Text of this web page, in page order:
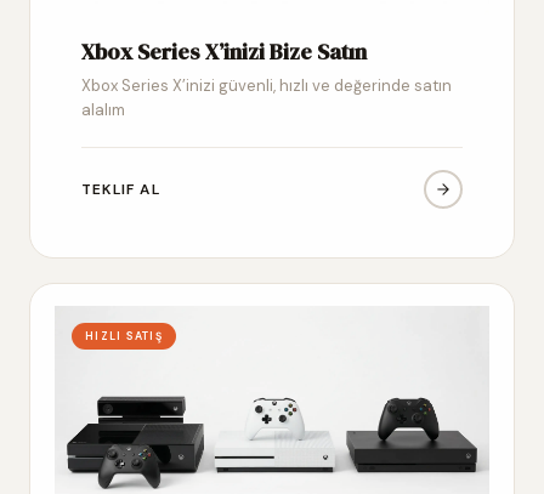
Xbox Series X’inizi Bize Satın
Xbox Series X’inizi güvenli, hızlı ve değerinde satın
alalım
TEKLIF AL
HIZLI SATIŞ